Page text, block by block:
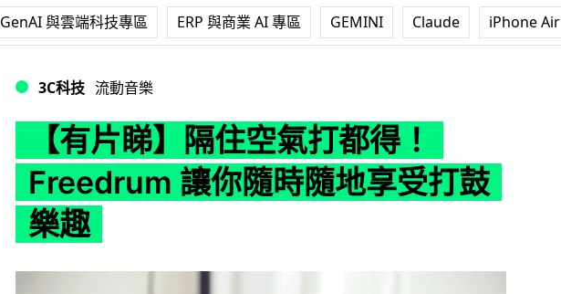
GenAI 與雲端科技專區 ERP 與商業 AI 專區 GEMINI Claude iPhone Air
3C科技 流動音樂
【有片睇】隔住空氣打都得！
Freedrum 讓你隨時隨地享受打鼓
樂趣